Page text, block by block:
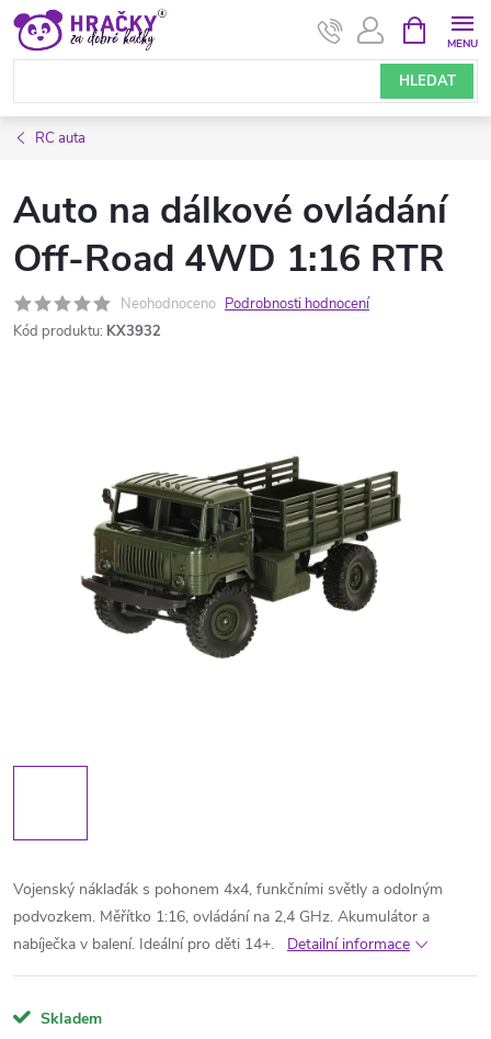
Přejít
obsah
HLEDAT
NÁKUPNÍ
KOŠÍK
RC auta
Auto na dálkové ovládání
Off-Road 4WD 1:16 RTR
Neohodnoceno Podrobnosti hodnocení
Kód produktu: KX3932
Vojenský náklaďák s pohonem 4x4, funkčními světly a odolným
podvozkem. Měřítko 1:16, ovládání na 2,4 GHz. Akumulátor a
nabíječka v balení. Ideální pro děti 14+.
Detailní informace
Skladem